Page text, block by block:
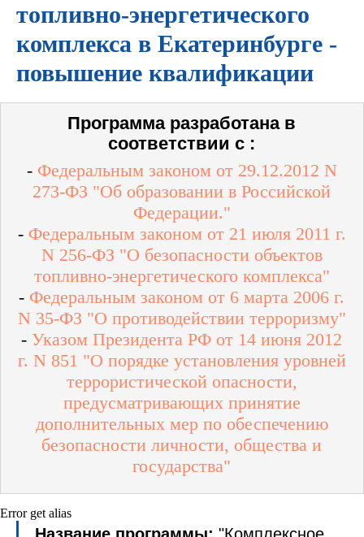
топливно-энергетического
комплекса в Екатеринбурге -
повышение квалификации
Программа разработана в
соответствии с :
- Федеральным законом от 29.12.2012 N
273-ФЗ "Об образовании в Российской
Федерации."
- Федеральным законом от 21 июля 2011 г.
N 256-ФЗ "О безопасности объектов
топливно-энергетического комплекса"
- Федеральным законом от 6 марта 2006 г.
N 35-ФЗ "О противодействии терроризму"
- Указом Президента РФ от 14 июня 2012
г. N 851 "О порядке установления уровней
террористической опасности,
предусматривающих принятие
дополнительных мер по обеспечению
безопасности личности, общества и
государства"
Error get alias